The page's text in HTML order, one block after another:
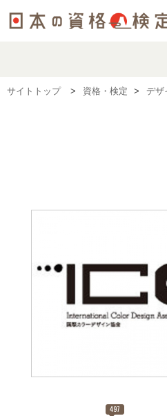
サイトトップ 資格・検定 デザ
検定、難しい？」「どんな試
497